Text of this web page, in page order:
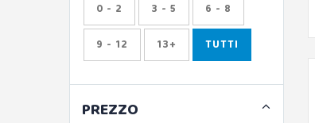
0 - 2 3 - 5 6 - 8
9 - 12 13+ TUTTI
PREZZO